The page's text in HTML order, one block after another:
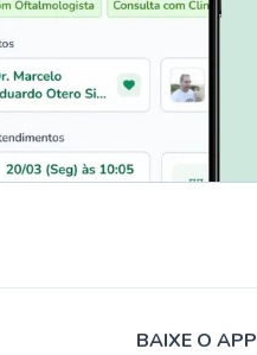
BAIXE O APP